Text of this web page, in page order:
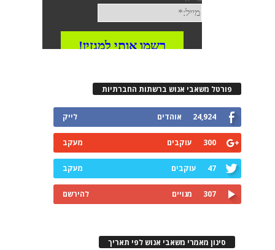
פורטל משאבי אנוש ברשתות החברתיות
24,924 אוהדים לייק
300 עוקבים מעקב
47 עוקבים מעקב
307 מנויים להירשם
סינון מאמרי משאבי אנוש לפי תאריך